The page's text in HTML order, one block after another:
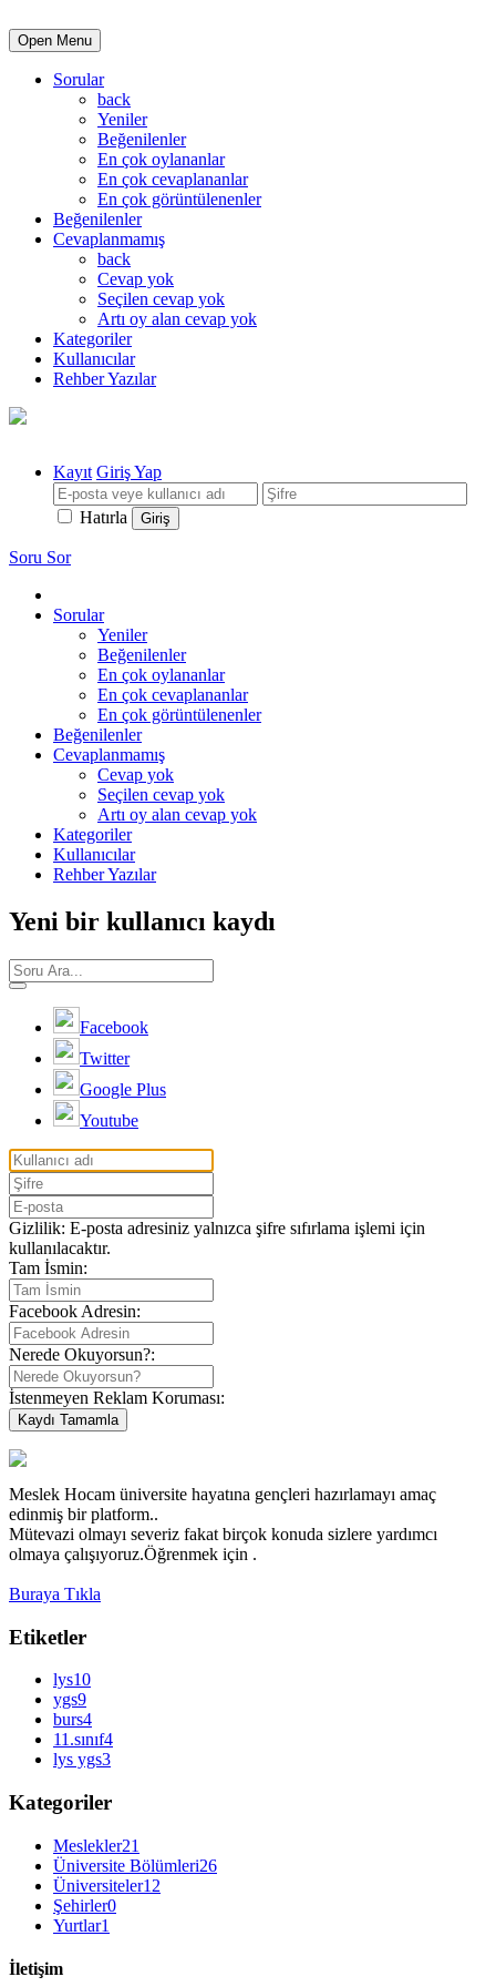
Open Menu
Sorular
back
Yeniler
Beğenilenler
En çok oylananlar
En çok cevaplananlar
En çok görüntülenenler
Beğenilenler
Cevaplanmamış
back
Cevap yok
Seçilen cevap yok
Artı oy alan cevap yok
Kategoriler
Kullanıcılar
Rehber Yazılar
Kayıt Giriş Yap
Hatırla
Soru Sor
Sorular
Yeniler
Beğenilenler
En çok oylananlar
En çok cevaplananlar
En çok görüntülenenler
Beğenilenler
Cevaplanmamış
Cevap yok
Seçilen cevap yok
Artı oy alan cevap yok
Kategoriler
Kullanıcılar
Rehber Yazılar
Yeni bir kullanıcı kaydı
Facebook
Twitter
Google Plus
Youtube
Gizlilik: E-posta adresiniz yalnızca şifre sıfırlama işlemi için
kullanılacaktır.
Tam İsmin:
Facebook Adresin:
Nerede Okuyorsun?:
İstenmeyen Reklam Koruması:
Meslek Hocam üniversite hayatına gençleri hazırlamayı amaç
edinmiş bir platform..
Mütevazi olmayı severiz fakat birçok konuda sizlere yardımcı
olmaya çalışıyoruz.Öğrenmek için .
Buraya Tıkla
Etiketler
lys10
ygs9
burs4
11.sınıf4
lys ygs3
Kategoriler
Meslekler21
Üniversite Bölümleri26
Üniversiteler12
Şehirler0
Yurtlar1
İletişim